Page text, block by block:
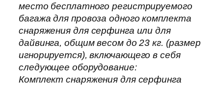
место бесплатного регистрируемого
багажа для провоза одного комплекта
снаряжения для серфинга или для
дайвинга, общим весом до 23 кг. (размер
игнорируется), включающего в себя
следующее оборудование:
Комплект снаряжения для серфинга